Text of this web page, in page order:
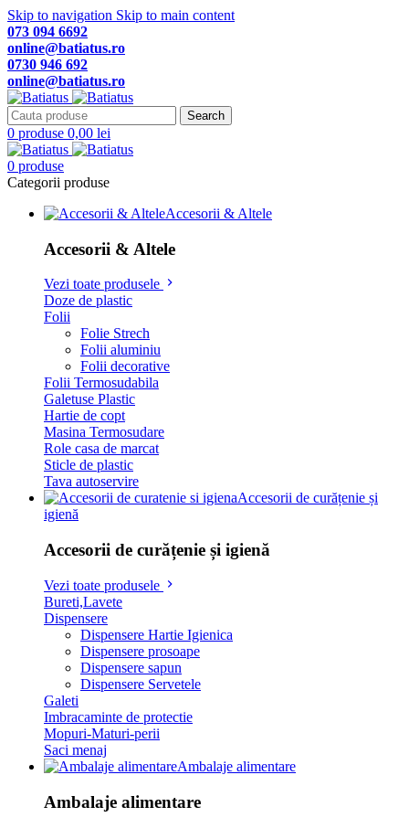
Skip to navigation Skip to main content
073 094 6692
online@batiatus.ro
0730 946 692
online@batiatus.ro
Search
0 produse 0,00 lei
0 produse
Categorii produse
Accesorii & Altele
Accesorii & Altele
Vezi toate produsele
Doze de plastic
Folii
Folie Strech
Folii aluminiu
Folii decorative
Folii Termosudabila
Galetuse Plastic
Hartie de copt
Masina Termosudare
Role casa de marcat
Sticle de plastic
Tava autoservire
Accesorii de curățenie și
igienă
Accesorii de curățenie și igienă
Vezi toate produsele
Bureti,Lavete
Dispensere
Dispensere Hartie Igienica
Dispensere prosoape
Dispensere sapun
Dispensere Servetele
Galeti
Imbracaminte de protectie
Mopuri-Maturi-perii
Saci menaj
Ambalaje alimentare
Ambalaje alimentare